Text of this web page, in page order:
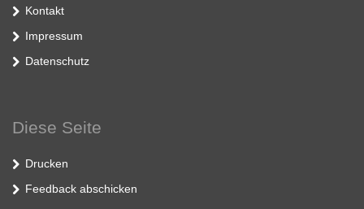
Kontakt
Impressum
Datenschutz
Diese Seite
Drucken
Feedback abschicken